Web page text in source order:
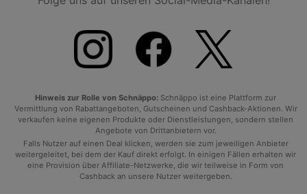
Hinweis zur Rolle von Schnäppo: Schnäppo ist eine Plattform zur
Vermittlung von Rabattangeboten, Gutscheinen und Cashback-Aktionen. Wir
verkaufen keine eigenen Produkte oder Dienstleistungen, sondern stellen
Angebote von Drittanbietern vor.
Falls Nutzer auf einen Deal klicken, werden sie zum jeweiligen Anbieter
weitergeleitet, bei dem der Kauf direkt erfolgt. In einigen Fällen erhalten wir
eine Provision über Affiliate-Netzwerke, die wir teilweise in Form von
Cashback an unsere Nutzer weitergeben.